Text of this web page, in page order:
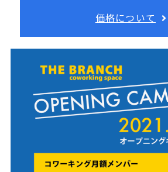
価格について